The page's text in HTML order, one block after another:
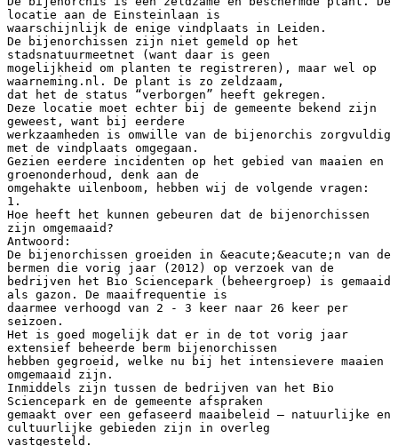
locatie aan de Einsteinlaan is
waarschijnlijk de enige vindplaats in Leiden.
De bijenorchissen zijn niet gemeld op het
stadsnatuurmeetnet (want daar is geen
mogelijkheid om planten te registreren), maar wel op
waarneming.nl. De plant is zo zeldzaam,
dat het de status “verborgen” heeft gekregen.
Deze locatie moet echter bij de gemeente bekend zijn
geweest, want bij eerdere
werkzaamheden is omwille van de bijenorchis zorgvuldig
met de vindplaats omgegaan.
Gezien eerdere incidenten op het gebied van maaien en
groenonderhoud, denk aan de
omgehakte uilenboom, hebben wij de volgende vragen:
1.
Hoe heeft het kunnen gebeuren dat de bijenorchissen
zijn omgemaaid?
Antwoord:
De bijenorchissen groeiden in &eacute;&eacute;n van de
bermen die vorig jaar (2012) op verzoek van de
bedrijven het Bio Sciencepark (beheergroep) is gemaaid
als gazon. De maaifrequentie is
daarmee verhoogd van 2 - 3 keer naar 26 keer per
seizoen.
Het is goed mogelijk dat er in de tot vorig jaar
extensief beheerde berm bijenorchissen
hebben gegroeid, welke nu bij het intensievere maaien
omgemaaid zijn.
Inmiddels zijn tussen de bedrijven van het Bio
Sciencepark en de gemeente afspraken
gemaakt over een gefaseerd maaibeleid – natuurlijke en
cultuurlijke gebieden zijn in overleg
vastgesteld.